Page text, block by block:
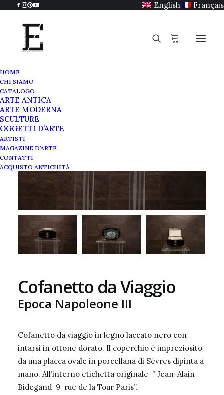
English Français
HOME
CHI SIAMO
CATALOGO
ARTE ANTICA
ARTE MODERNA
SCULTURE
OGGETTI D’ARTE
ARTISTI
MAGAZINE D’ARTE
CONTATTI
ACQUISTO ANTICHITÀ
Cofanetto da Viaggio
Epoca Napoleone III
Cofanetto da viaggio in legno laccato nero con
intarsi in ottone dorato. Il coperchio è impreziosito
da una placca ovale in porcellana di Sèvres dipinta a
mano. All’interno etichetta originale ” Jean-Alain
Bidegand 9 rue de la Tour Paris”.